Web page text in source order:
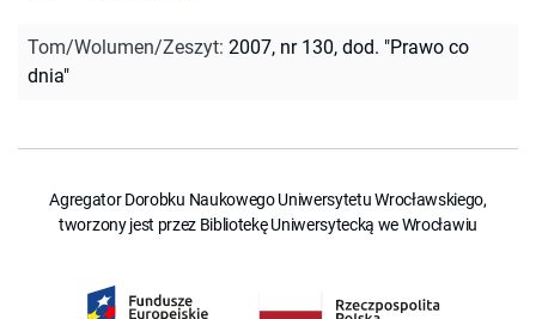
Tom/Wolumen/Zeszyt: 2007, nr 130, dod. "Prawo co
dnia"
Agregator Dorobku Naukowego Uniwersytetu Wrocławskiego,
tworzony jest przez Bibliotekę Uniwersytecką we Wrocławiu